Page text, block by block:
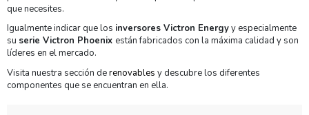
que necesites.
Igualmente indicar que los inversores Victron Energyy especialmente
su serie Victron Phoenix están fabricados con la máxima calidad y son
líderes en el mercado.
Visita nuestra sección derenovables y descubre los diferentes
componentes que se encuentran en ella.